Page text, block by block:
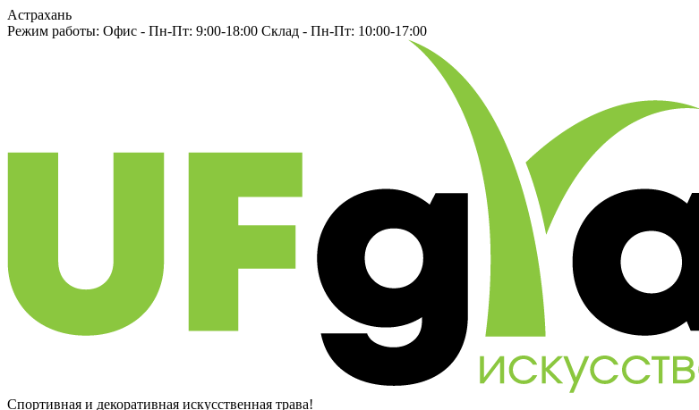
Астрахань
Режим работы: Офис - Пн-Пт: 9:00-18:00 Склад - Пн-Пт: 10:00-17:00
Спортивная и декоративная искусственная трава!